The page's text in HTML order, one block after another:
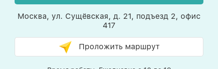
Москва, ул. Сущёвская, д. 21, подъезд 2, офис
417
Проложить маршрут